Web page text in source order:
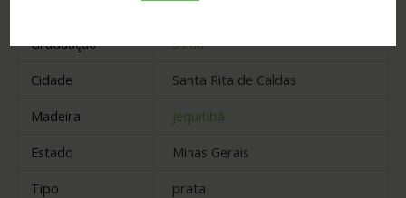
Graduação
39.00
Cidade
Santa Rita de Caldas
Madeira
jequitibá
Estado
Minas Gerais
Tipo
prata